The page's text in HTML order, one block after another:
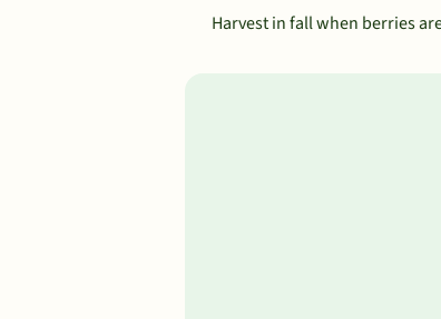
Harvest in fall when berries